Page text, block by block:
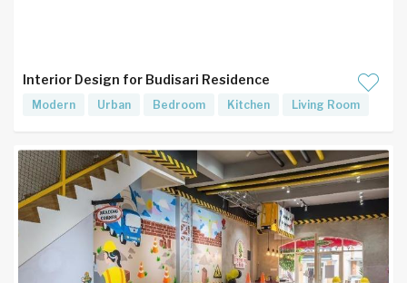
Interior Design for Budisari Residence
Modern Urban Bedroom Kitchen Living Room